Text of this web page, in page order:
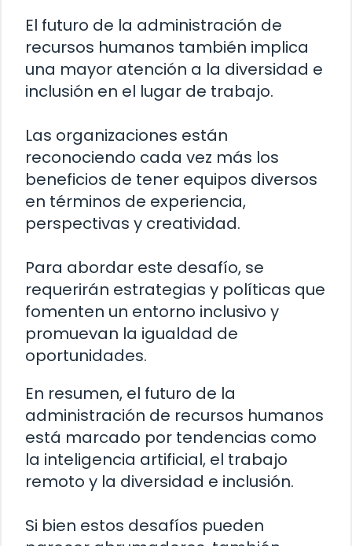
El futuro de la administración de
recursos humanos también implica
una mayor atención a la diversidad e
inclusión en el lugar de trabajo.
Las organizaciones están
reconociendo cada vez más los
beneficios de tener equipos diversos
en términos de experiencia,
perspectivas y creatividad.
Para abordar este desafío, se
requerirán estrategias y políticas que
fomenten un entorno inclusivo y
promuevan la igualdad de
oportunidades.
En resumen, el futuro de la
administración de recursos humanos
está marcado por tendencias como
la inteligencia artificial, el trabajo
remoto y la diversidad e inclusión.
Si bien estos desafíos pueden